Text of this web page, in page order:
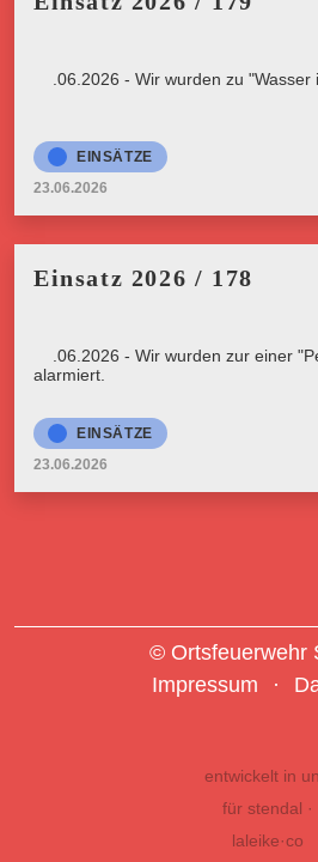
23.06.2026 - Wir wurden zu "Wasser
EINSÄTZE
23.06.2026
Einsatz 2026 / 178
23.06.2026 - Wir wurden zur einer
alarmiert.
EINSÄTZE
23.06.2026
© Ortsfeuerwehr
Impressum
entwickelt in
für stendal ·
laleike·co